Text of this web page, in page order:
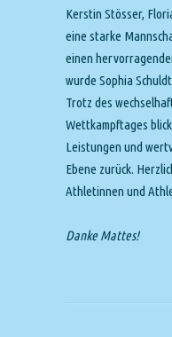
Kerstin Stösser,
eine starke
einen
wurde Sophia
Trotz des
Wettkampftages
Leistungen und
Ebene zurück.
Athletinnen und
Danke Mattes!